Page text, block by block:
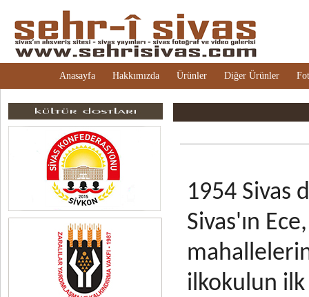
Anasayfa Hakkımızda Ürünler Diğer Ürünler
1954 Sivas
Sivas'ın
ilkokulun ilk